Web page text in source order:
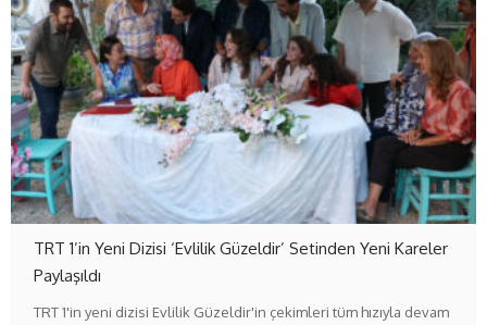
TRT 1’in Yeni Dizisi ‘Evlilik Güzeldir’ Setinden Yeni Kareler
Paylaşıldı
TRT 1'in yeni dizisi Evlilik Güzeldir'in çekimleri tüm hızıyla devam